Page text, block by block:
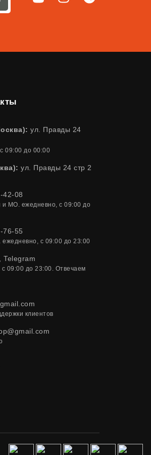
ул. Правды 24
09:00 до 00:00
ул. Правды 24 стр 2
42-08
и МО. ежедневно, с 09:00 до
76-55
ежедневно, с 09:00 до 23:00
Telegram
09:00 до 23:00. Отвечаем
клиентов